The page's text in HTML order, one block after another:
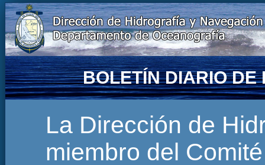
BOLETÍN DIARIO DE
La Dirección de
miembro del